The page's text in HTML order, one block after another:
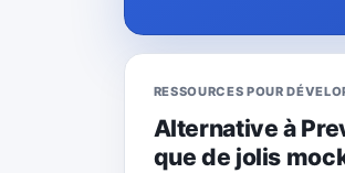
RESSOURCES POUR
Alternative à
que de jolis